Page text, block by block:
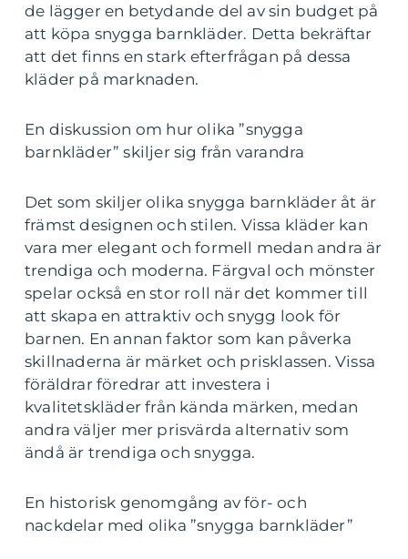
de lägger en betydande del av sin budget på
att köpa snygga barnkläder. Detta bekräftar
att det finns en stark efterfrågan på dessa
kläder på marknaden.
En diskussion om hur olika ”snygga
barnkläder” skiljer sig från varandra
Det som skiljer olika snygga barnkläder åt är
främst designen och stilen. Vissa kläder kan
vara mer elegant och formell medan andra är
trendiga och moderna. Färgval och mönster
spelar också en stor roll när det kommer till
att skapa en attraktiv och snygg look för
barnen. En annan faktor som kan påverka
skillnaderna är märket och prisklassen. Vissa
föräldrar föredrar att investera i
kvalitetskläder från kända märken, medan
andra väljer mer prisvärda alternativ som
ändå är trendiga och snygga.
En historisk genomgång av för- och
nackdelar med olika ”snygga barnkläder”